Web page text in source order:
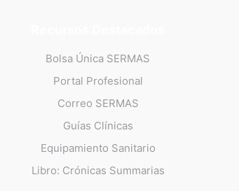
Bolsa Única SERMAS
Portal Profesional
Correo SERMAS
Guías Clínicas
Equipamiento Sanitario
Libro: Crónicas Summarias